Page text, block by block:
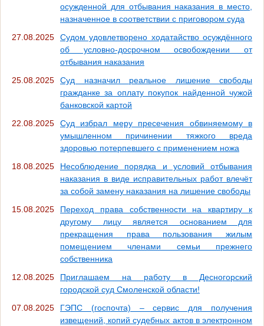
осужденной для отбывания наказания в место,
назначенное в соответствии с приговором суда
27.08.2025
Судом удовлетворено ходатайство осуждённого
об условно-досрочном освобождении от
отбывания наказания
25.08.2025
Суд назначил реальное лишение свободы
гражданке за оплату покупок найденной чужой
банковской картой
22.08.2025
Суд избрал меру пресечения обвиняемому в
умышленном причинении тяжкого вреда
здоровью потерпевшего с применением ножа
18.08.2025
Несоблюдение порядка и условий отбывания
наказания в виде исправительных работ влечёт
за собой замену наказания на лишение свободы
15.08.2025
Переход права собственности на квартиру к
другому лицу является основанием для
прекращения права пользования жилым
помещением членами семьи прежнего
собственника
12.08.2025
Приглашаем на работу в Десногорский
городской суд Смоленской области!
07.08.2025
ГЭПС (госпочта) – сервис для получения
извещений, копий судебных актов в электронном